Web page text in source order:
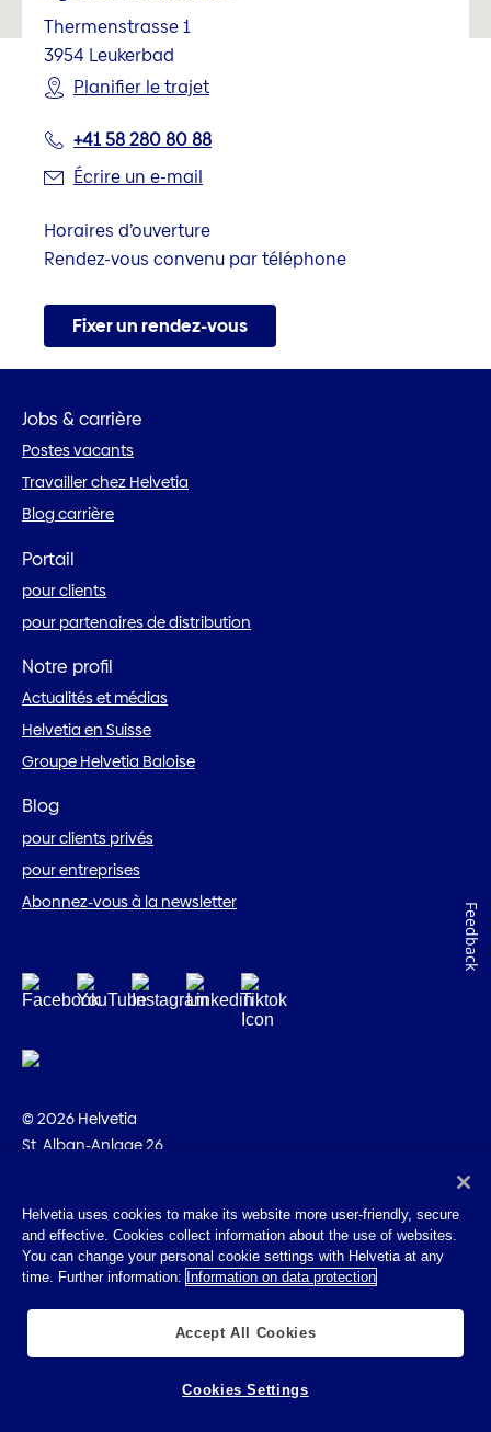
Thermenstrasse 1
3954 Leukerbad
Planifier le trajet
+41 58 280 80 88
Écrire un e-mail
Horaires d’ouverture
Rendez-vous convenu par téléphone
Fixer un rendez-vous
Jobs & carrière
Postes vacants
Travailler chez Helvetia
Blog carrière
Portail
pour clients
pour partenaires de distribution
Notre profil
Actualités et médias
Helvetia en Suisse
Groupe Helvetia Baloise
Blog
pour clients privés
pour entreprises
Abonnez-vous à la newsletter
© 2026 Helvetia
St. Alban-Anlage 26
Impressum
Indications juridiques
Helvetia uses cookies to make its website more user-friendly, secure
and effective. Cookies collect information about the use of websites.
You can change your personal cookie settings with Helvetia at any
time. Further information: Information on data protection
Accept All Cookies
Cookies Settings
Feedback